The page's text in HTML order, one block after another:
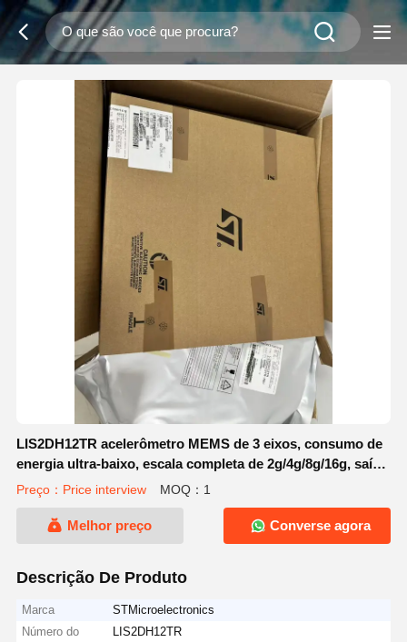
LIS2DH12TR acelerômetro MEMS de 3 eixos, consumo de
energia ultra-baixo, escala completa de 2g/4g/8g/16g, saída
digital I2C/SPI de alta velocidade, FIFO integrado e sensor
Preço：Price interview MOQ：1
Melhor preço Converse agora
Descrição De Produto
Marca
STMicroelectronics
Número do
LIS2DH12TR